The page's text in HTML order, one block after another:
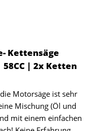
Kettensäge
58CC | 2x Ketten
Motorsäge ist sehr
Mischung (Öl und
mit einem einfachen